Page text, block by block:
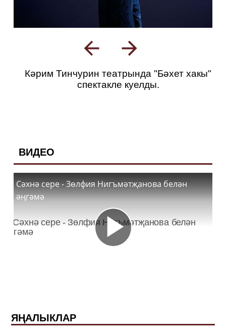
Кәрим Тинчурин театрында "Бәхет хакы"
спектакле куелды.
ВИДЕО
Сәхнә сере - Зөлфия Нигъмәтҗанова белән
әңгәмә
ЯҢАЛЫКЛАР